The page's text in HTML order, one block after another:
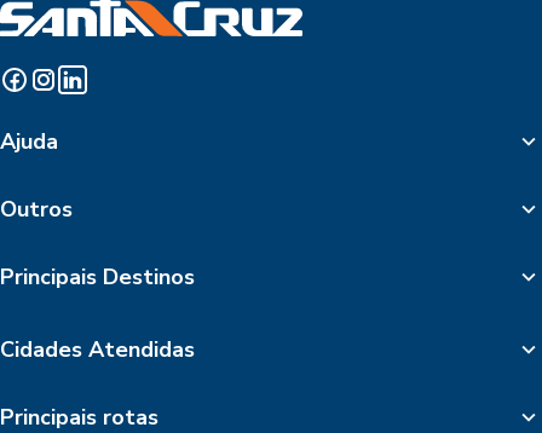
Ajuda
Outros
Principais Destinos
Cidades Atendidas
Principais rotas